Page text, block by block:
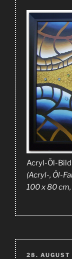
Acryl-Öl-
(Acryl-, Öl-
100 x 80
28. AUGUST